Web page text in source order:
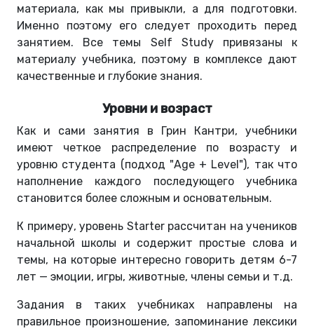
материала, как мы привыкли, а для подготовки.
Именно поэтому его следует проходить перед
занятием. Все темы Self Studyпривязаны к
материалу учебника, поэтому в комплексе дают
качественные и глубокие знания.
Уровни и возраст
Как и сами занятия в Грин Кантри, учебники
имеют четкое распределение по возрасту и
уровню студента (подход "Age + Level"), так что
наполнение каждого последующего учебника
становится более сложным и основательным.
К примеру, уровень Starter рассчитан на учеников
начальной школы и содержит простые слова и
темы, на которые интересно говорить детям 6-7
лет — эмоции, игры, животные, члены семьи и т.д.
Задания в таких учебниках направлены на
правильное произношение, запоминание лексики